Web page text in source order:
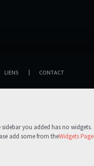
LIENS CONTACT
sidebar you added has no widgets.
add some from theWidgets Page